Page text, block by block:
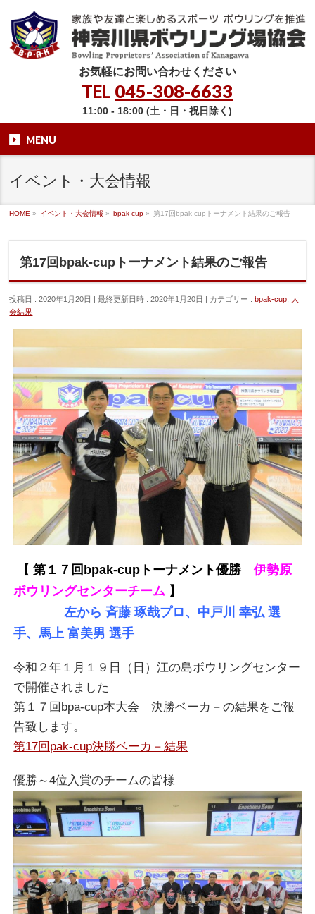
お気軽にお問い合わせください
TEL 045-308-6633
11:00 - 18:00 (土・日・祝日除く)
MENU
イベント・大会情報
HOME » イベント・大会情報 » bpak-cup » 第17回bpak-cupトーナメント結果のご報告
第17回bpak-cupトーナメント結果のご報告
投稿日 : 2020年1月20日 最終更新日時 : 2020年1月20日 カテゴリー :bpak-cup ,大
会結果
【 第１７回bpak-cupトーナメント優勝 伊勢原
ボウリングセンターチーム 】
左から 斉藤 琢哉プロ、中戸川 幸弘 選
手、馬上 富美男 選手
令和２年１月１９日（日）江の島ボウリングセンター
で開催されました
第１７回bpa-cup本大会 決勝ベーカ－の結果をご報
告致します。
第17回pak-cup決勝ベーカ－結果
優勝～4位入賞のチームの皆様